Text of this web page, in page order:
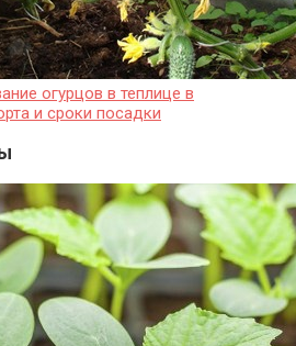
огурцов в теплице в
и сроки посадки